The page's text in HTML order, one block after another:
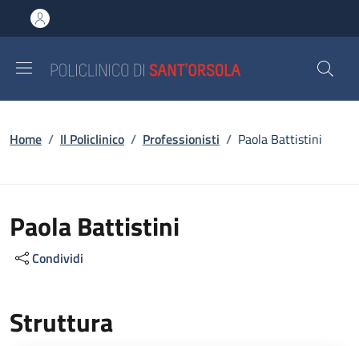
al contenuto principale
to footer content
Briciole di pane
Home / Il Policlinico / Professionisti / Paola Battistini
Paola Battistini
Condividi
Struttura